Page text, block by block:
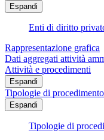
Espandi
Enti di diritto
Rappresentazione grafica
Dati aggregati attività
Attività e procedimenti
Espandi
Tipologie di procedimento
Espandi
Tipologie di